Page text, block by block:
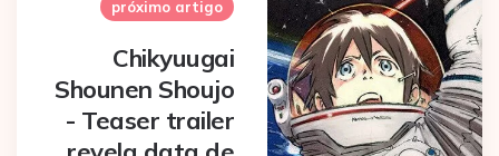
próximo artigo
Chikyuugai
Shounen Shoujo
- Teaser trailer